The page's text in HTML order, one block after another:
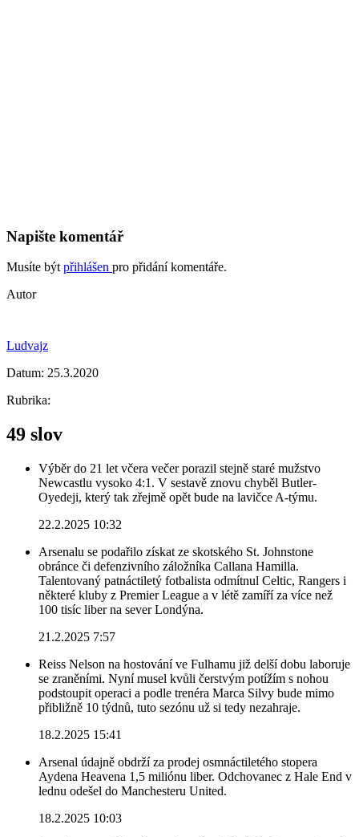
Napište komentář
Musíte být přihlášen pro přidání komentáře.
Autor
Ludvajz
Datum: 25.3.2020
Rubrika:
49 slov
Výběr do 21 let včera večer porazil stejně staré mužstvo
Newcastlu vysoko 4:1. V sestavě znovu chyběl Butler-
Oyedeji, který tak zřejmě opět bude na lavičce A-týmu.
22.2.2025 10:32
Arsenalu se podařilo získat ze skotského St. Johnstone
obránce či defenzivního záložníka Callana Hamilla.
Talentovaný patnáctiletý fotbalista odmítnul Celtic, Rangers i
některé kluby z Premier League a v létě zamíří za více než
100 tisíc liber na sever Londýna.
21.2.2025 7:57
Reiss Nelson na hostování ve Fulhamu již delší dobu laboruje
se zraněními. Nyní musel kvůli čerstvým potížím s nohou
podstoupit operaci a podle trenéra Marca Silvy bude mimo
přibližně 10 týdnů, tuto sezónu už si tedy nezahraje.
18.2.2025 15:41
Arsenal údajně obdrží za prodej osmnáctiletého stopera
Aydena Heavena 1,5 miliónu liber. Odchovanec z Hale End v
lednu odešel do Manchesteru United.
18.2.2025 10:03